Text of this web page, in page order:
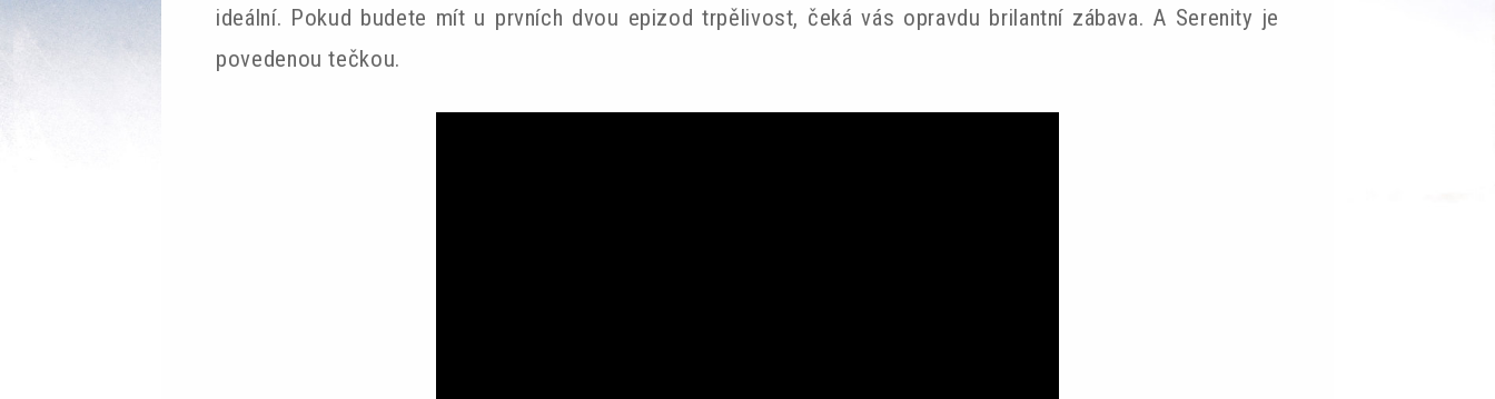
ideální. Pokud budete mít u prvních dvou epizod trpělivost, čeká vás opravdu brilantní zábava. A Serenity je
povedenou tečkou.